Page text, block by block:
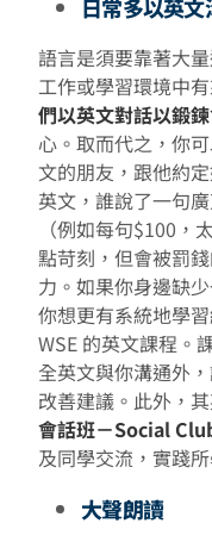
日常多以英文
語言是須要靠著大
工作或學習環境中
們以英文對話以鍛
心。取而代之，你
文的朋友，跟他約
英文，誰說了一句
（例如每句$100，
點苛刻，但會被罰
力。如果你身邊缺
你想更有系統地學
WSE 的英文課程。
全英文與你溝通外
改善建議。此外，
會話班－Social
及同學交流，實踐
大聲朗讀